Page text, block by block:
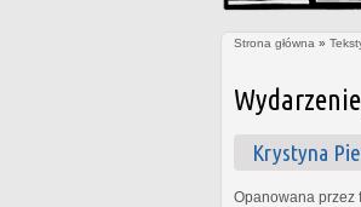
Strona główna »
Krystyna
Opanowana przez